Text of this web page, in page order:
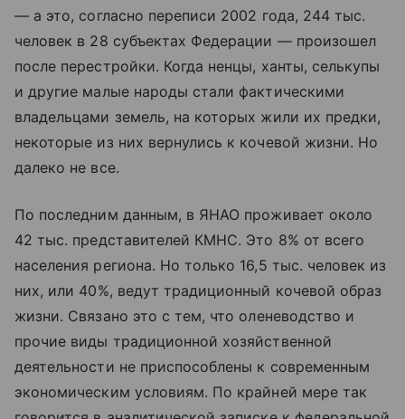
— а это, согласно переписи 2002 года, 244 тыс.
человек в 28 субъектах Федерации — произошел
после перестройки. Когда ненцы, ханты, селькупы
и другие малые народы стали фактическими
владельцами земель, на которых жили их предки,
некоторые из них вернулись к кочевой жизни. Но
далеко не все.
По последним данным, в ЯНАО проживает около
42 тыс. представителей КМНС. Это 8% от всего
населения региона. Но только 16,5 тыс. человек из
них, или 40%, ведут традиционный кочевой образ
жизни. Связано это с тем, что оленеводство и
прочие виды традиционной хозяйственной
деятельности не приспособлены к современным
экономическим условиям. По крайней мере так